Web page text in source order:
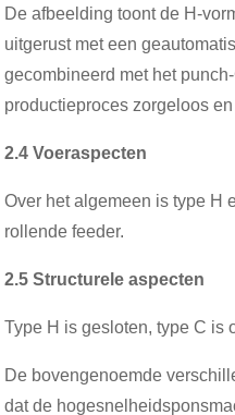
De afbeelding toont de H-
uitgerust met een
gecombineerd met het
productieproces zorgeloos
2.4 Voeraspecten
Over het algemeen is type H
rollende feeder.
2.5 Structurele aspecten
Type H is gesloten, type C is
De bovengenoemde
dat de